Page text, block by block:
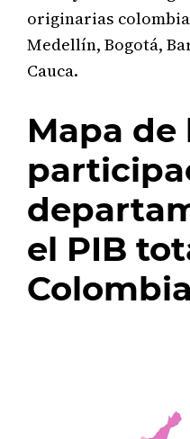
originarias
Medellín, Bogotá,
Cauca.
Mapa de
el PIB
Colombia